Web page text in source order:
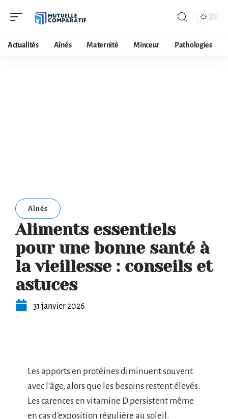
Actualités Aînés Maternité Minceur Pathologies
Aînés
Aliments essentiels
pour une bonne santé à
la vieillesse : conseils et
astuces
31 janvier 2026
Les apports en protéines diminuent souvent
avec l’âge, alors que les besoins restent élevés.
Les carences en vitamine D persistent même
en cas d’exposition régulière au soleil.